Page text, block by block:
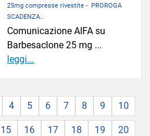
25mg compresse rivestite - PROROGA
SCADENZA..
Comunicazione AIFA su
Barbesaclone 25 mg ...
leggi...
4 5 6 7 8 9 10
15 16 17 18 19 20